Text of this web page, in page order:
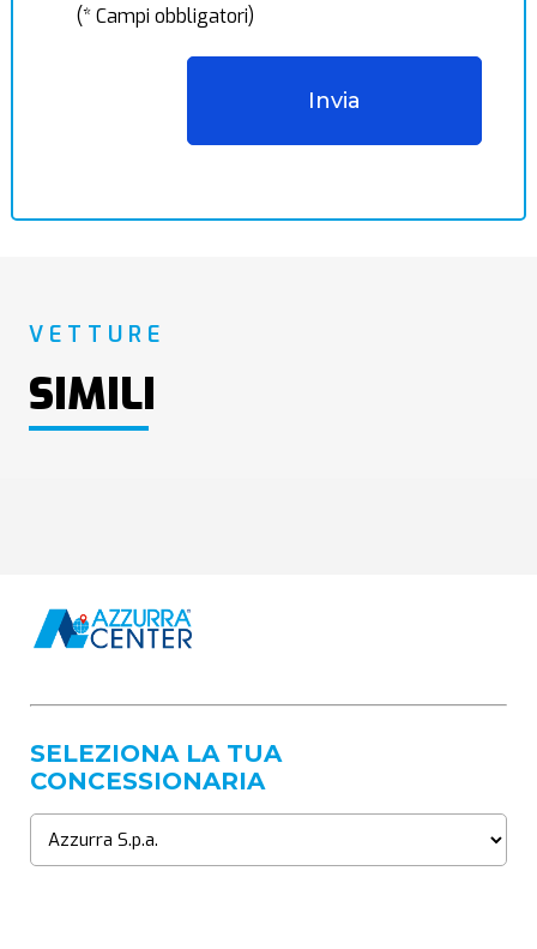
(* Campi obbligatori)
VETTURE
SIMILI
SELEZIONA LA TUA
CONCESSIONARIA